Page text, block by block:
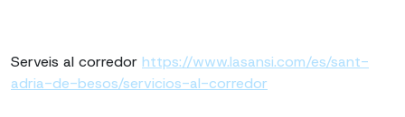
Serveis al corredor https://www.lasansi.com/es/sant-
adria-de-besos/servicios-al-corredor